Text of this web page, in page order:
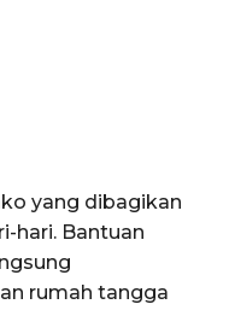
yang dibagikan
hari. Bantuan
rumah tangga